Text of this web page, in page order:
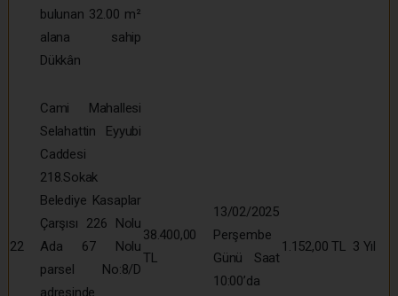
bulunan 32.00 m²
alana sahip
Dükkân
22
Cami Mahallesi
Selahattin Eyyubi
Caddesi
218.Sokak
Belediye Kasaplar
Çarşısı 226 Nolu
Ada 67 Nolu
parsel No:8/D
adresinde
38.400,00
TL
13/02/2025
Perşembe
Günü Saat
10:00’da
1.152,00 TL 3 Yıl